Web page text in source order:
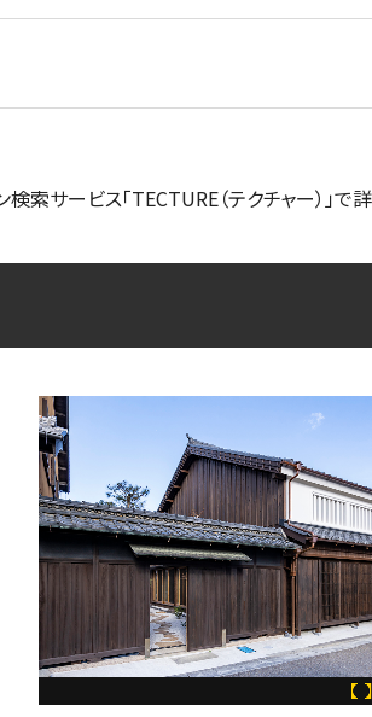
サービス「TECTURE（テクチャー）」で